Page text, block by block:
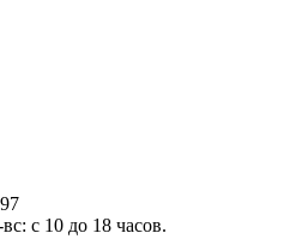
с 10 до 18 часов.